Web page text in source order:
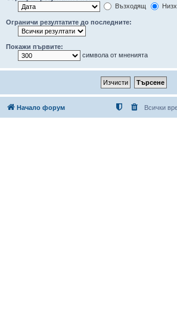
Възходящ
Ограничи резултатите до последните:
Покажи първите:
символа от мненията
Начало форум Всички